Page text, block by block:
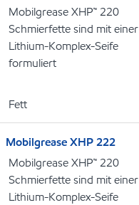
Mobilgrease XHP™ 220
Schmierfette sind mit einer
Lithium-Komplex-Seife
formuliert
Fett
Mobilgrease XHP 222
Mobilgrease XHP™ 220
Schmierfette sind mit einer
Lithium-Komplex-Seife